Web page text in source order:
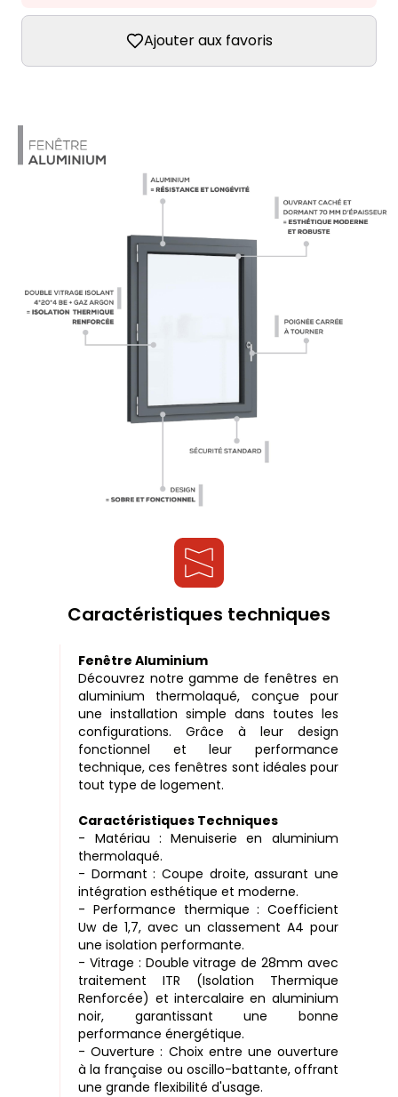
Ajouter aux favoris
Caractéristiques techniques
Fenêtre Aluminium
Découvrez notre gamme de fenêtres en
aluminium thermolaqué, conçue pour
une installation simple dans toutes les
configurations. Grâce à leur design
fonctionnel et leur performance
technique, ces fenêtres sont idéales pour
tout type de logement.
Caractéristiques Techniques
- Matériau : Menuiserie en aluminium
thermolaqué.
- Dormant : Coupe droite, assurant une
intégration esthétique et moderne.
- Performance thermique : Coefficient
Uw de 1,7, avec un classement A4 pour
une isolation performante.
- Vitrage : Double vitrage de 28mm avec
traitement ITR (Isolation Thermique
Renforcée) et intercalaire en aluminium
noir, garantissant une bonne
performance énergétique.
- Ouverture : Choix entre une ouverture
à la française ou oscillo-battante, offrant
une grande flexibilité d'usage.